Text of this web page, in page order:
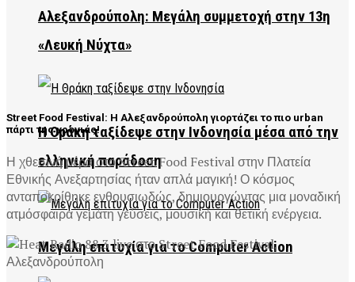
Αλεξανδρούπολη: Μεγάλη συμμετοχή στην 13η
«Λευκή Νύχτα»
Η Θράκη ταξίδεψε στην Ινδονησία μέσα από την
ελληνική παράδοση
Μεγάλη επιτυχία για το Computer Action
Street Food Festival: Η Αλεξανδρούπολη γιορτάζει το πιο urban
πάρτι της χρονιάς!
Η χθεσινή μέρα στο Street Food Festival στην Πλατεία
Εθνικής Ανεξαρτησίας ήταν απλά μαγική! Ο κόσμος
ανταποκρίθηκε ενθουσιωδώς, δημιουργώντας μια μοναδική
ατμόσφαιρα γεμάτη γεύσεις, μουσική και θετική ενέργεια.